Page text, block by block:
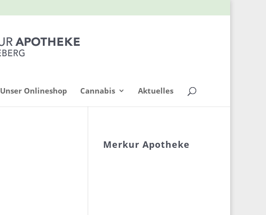
Unser Onlineshop Cannabis Aktuelles
Merkur Apotheke